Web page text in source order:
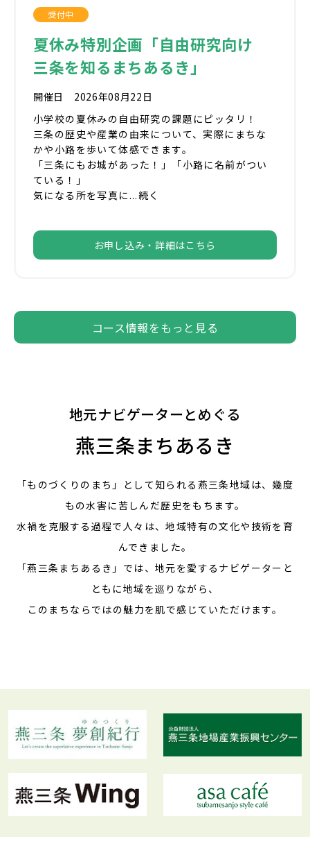
夏休み特別企画「自由研究向け
三条を知るまちあるき」
受付中
開催日 2026年08月22日
小学校の夏休みの自由研究の課題にピッタリ！
三条の歴史や産業の由来について、実際にまちな
かや小路を歩いて体感できます。
「三条にもお城があった！」「小路に名前がつい
ている！」
気になる所を写真に...続く
お申し込み・詳細はこちら
コース情報をもっと⾒る
地元ナビゲーターとめぐる
燕三条まちあるき
「ものづくりのまち」として知られる燕三条地域は、 幾度
もの水害に苦しんだ歴史をもちます。
水禍を克服する過程で人々は、地域特有の文化や技術を育
んできました。
「燕三条まちあるき」では、 地元を愛するナビゲーターと
ともに地域を巡りながら、
このまちならではの魅力を肌で感じていただけます。